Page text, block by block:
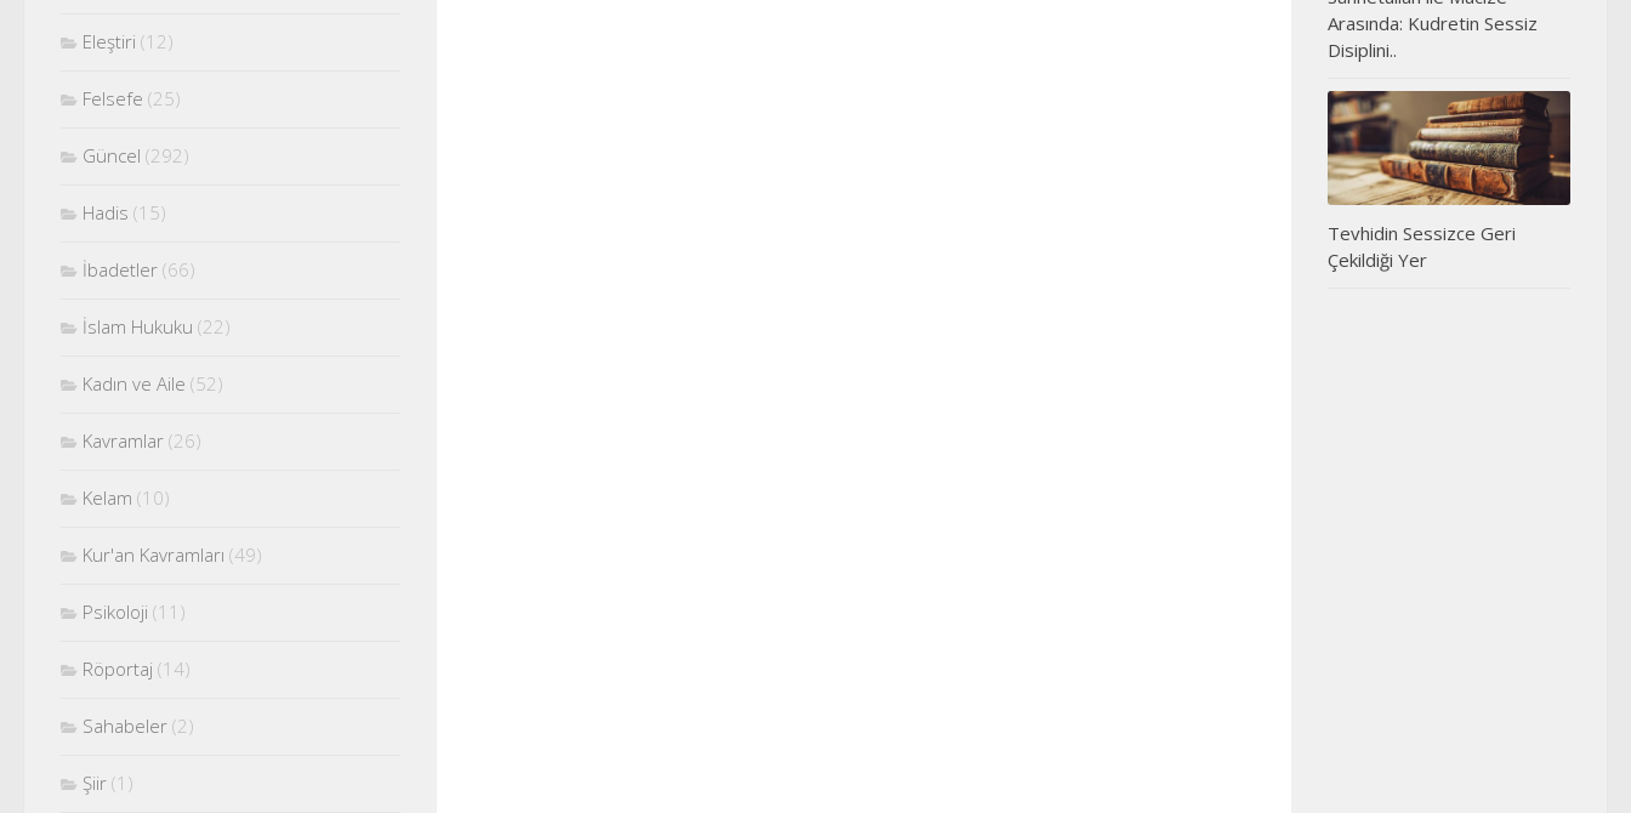
Eleştiri (12)
Felsefe (25)
Güncel (292)
Hadis (15)
İbadetler (66)
İslam Hukuku (22)
Kadın ve Aile (52)
Kavramlar (26)
Kelam (10)
Kur'an Kavramları (49)
Psikoloji (11)
Röportaj (14)
Sahabeler (2)
Şiir (1)
Arasında: Kudretin Sessiz
Disiplini..
Tevhidin Sessizce Geri
Çekildiği Yer